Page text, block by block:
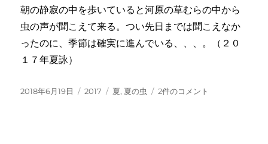
朝の静寂の中を歩いていると河原の草むらの中から
虫の声が聞こえて来る。つい先日までは聞こえなか
ったのに、季節は確実に進んでいる、、、。（２０
１７年夏詠）
投
2018年6月19日
カ
2017
タ
夏, 夏の虫
青
2件のコメント